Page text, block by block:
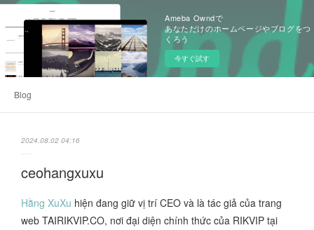
Ameba Owndで
あなただけのホームページやブログをつ
くろう
今すぐ試す
Blog
2024.08.02 04:16
ceohangxuxu
Hằng XuXu hiện đang giữ vị trí CEO và là tác giả của trang
web TAIRIKVIP.CO, nơi đại diện chính thức của RIKVIP tại